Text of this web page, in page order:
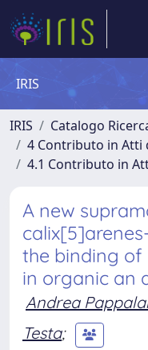
IRIS
IRIS
Catalogo
4 Contributo in Atti
4.1 Contributo in
A new
the binding
in organic an
Andrea
Testa;